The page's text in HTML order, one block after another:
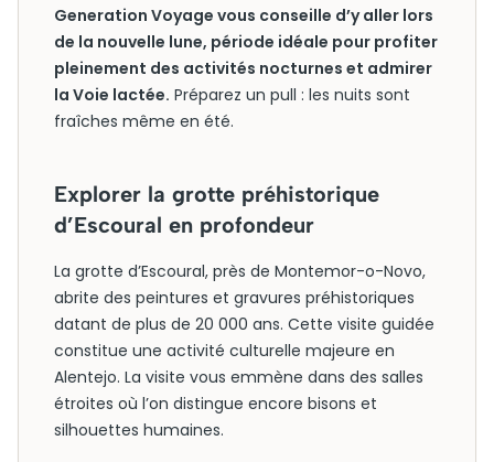
Generation Voyage vous conseille d’y aller lors
de la nouvelle lune, période idéale pour profiter
pleinement des activités nocturnes et admirer
la Voie lactée. Préparez un pull : les nuits sont
fraîches même en été.
Explorer la grotte préhistorique
d’Escoural en profondeur
La grotte d’Escoural, près de Montemor-o-Novo,
abrite des peintures et gravures préhistoriques
datant de plus de 20 000 ans. Cette visite guidée
constitue une activité culturelle majeure en
Alentejo. La visite vous emmène dans des salles
étroites où l’on distingue encore bisons et
silhouettes humaines.